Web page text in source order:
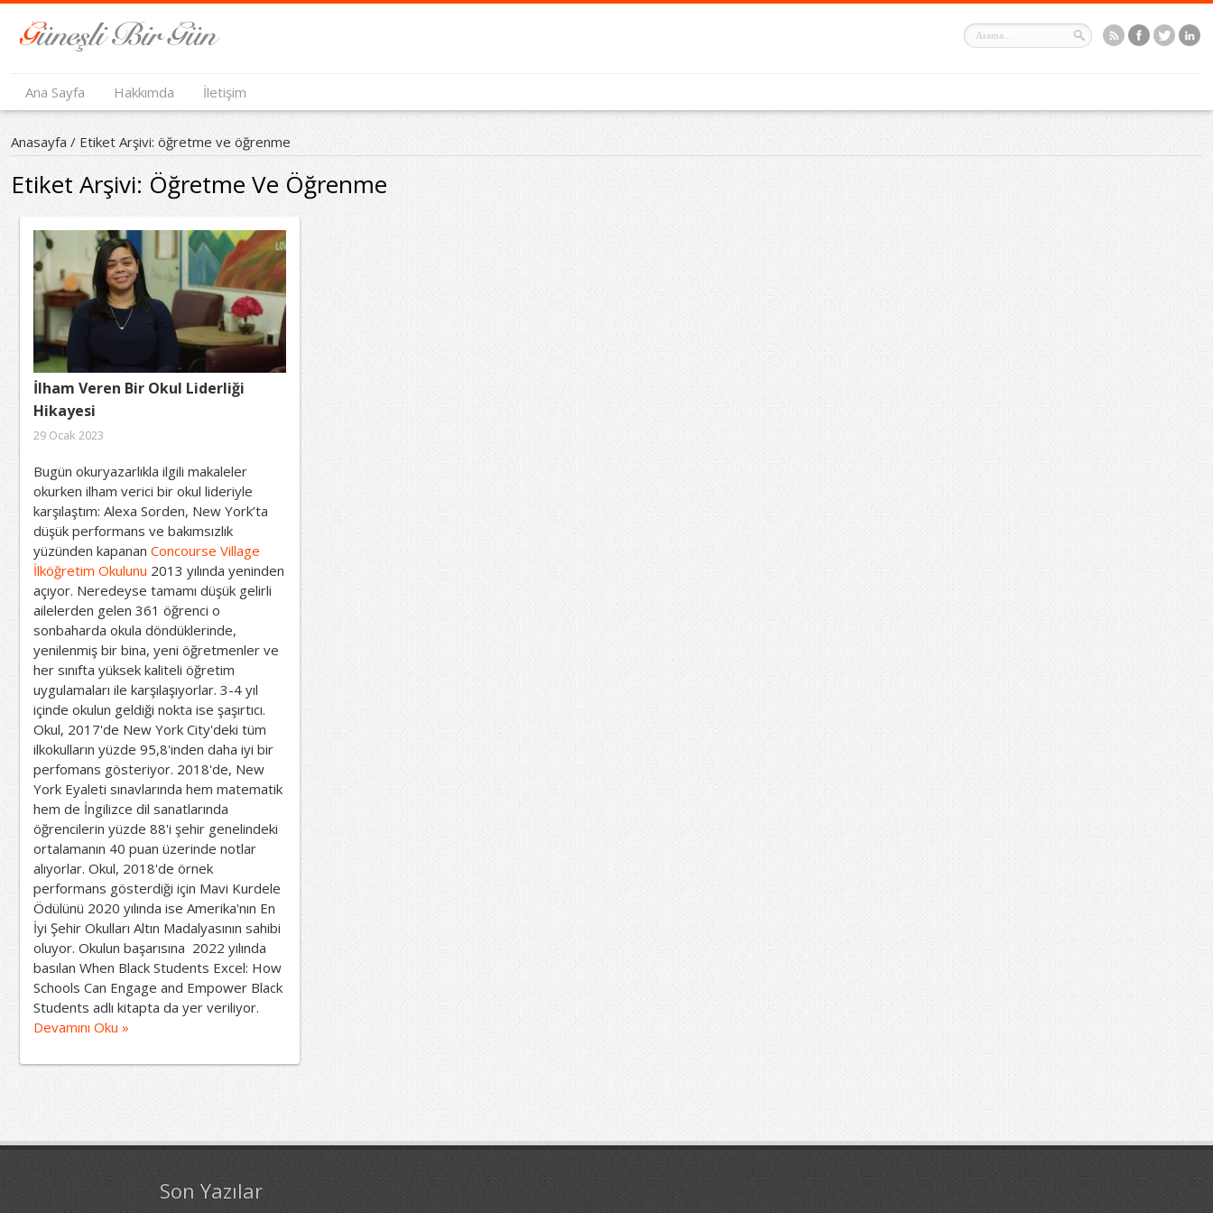
Ana Sayfa Hakkımda İletişim
Anasayfa/ Etiket Arşivi: öğretme ve öğrenme
Etiket Arşivi:Öğretme Ve Öğrenme
İlham Veren Bir Okul Liderliği
Hikayesi
29 Ocak 2023
Bugün okuryazarlıkla ilgili makaleler
okurken ilham verici bir okul lideriyle
karşılaştım: Alexa Sorden, New York’ta
düşük performans ve bakımsızlık
yüzünden kapanan Concourse Village
İlköğretim Okulunu 2013 yılında yeninden
açıyor. Neredeyse tamamı düşük gelirli
ailelerden gelen 361 öğrenci o
sonbaharda okula döndüklerinde,
yenilenmiş bir bina, yeni öğretmenler ve
her sınıfta yüksek kaliteli öğretim
uygulamaları ile karşılaşıyorlar. 3-4 yıl
içinde okulun geldiği nokta ise şaşırtıcı.
Okul, 2017'de New York City'deki tüm
ilkokulların yüzde 95,8'inden daha iyi bir
perfomans gösteriyor. 2018'de, New
York Eyaleti sınavlarında hem matematik
hem de İngilizce dil sanatlarında
öğrencilerin yüzde 88'i şehir genelindeki
ortalamanın 40 puan üzerinde notlar
alıyorlar. Okul, 2018'de örnek
performans gösterdiği için Mavi Kurdele
Ödülünü 2020 yılında ise Amerika'nın En
İyi Şehir Okulları Altın Madalyasının sahibi
oluyor. Okulun başarısına 2022 yılında
basılan When Black Students Excel: How
Schools Can Engage and Empower Black
Students adlı kitapta da yer veriliyor.
Devamını Oku »
Son Yazılar